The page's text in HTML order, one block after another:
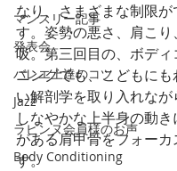
マンスリー記事
発表会
バレエ上達のコツ
Jazz
ラピンヌ会員様のお声
Body Conditioning
なり、さまざまな制限が
す。姿勢の悪さ、肩こ
吸。第三回目の、ボディ
ニングでも、こどもにも
い解剖学を取り入れな
しなやかな上半身の動
がある肩甲骨をフォーカ
す。